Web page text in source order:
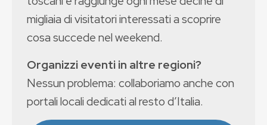
migliaia di visitatori interessati a scoprire
cosa succede nel weekend.
Organizzi eventi in altre regioni?
Nessun problema: collaboriamo anche con
portali locali dedicati al resto d’Italia.